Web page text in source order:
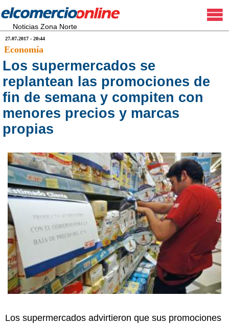
Noticias Zona Norte
27.07.2017 - 20:44
Economía
Los supermercados se
replantean las promociones de
fin de semana y compiten con
menores precios y marcas
propias
Los supermercados advirtieron que sus promociones